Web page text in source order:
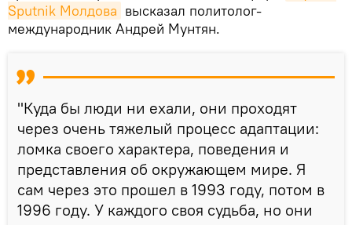
Sputnik Молдова высказал политолог-
международник Андрей Мунтян.
"Куда бы люди ни ехали, они проходят
через очень тяжелый процесс адаптации:
ломка своего характера, поведения и
представления об окружающем мире. Я
сам через это прошел в 1993 году, потом в
1996 году. У каждого своя судьба, но они